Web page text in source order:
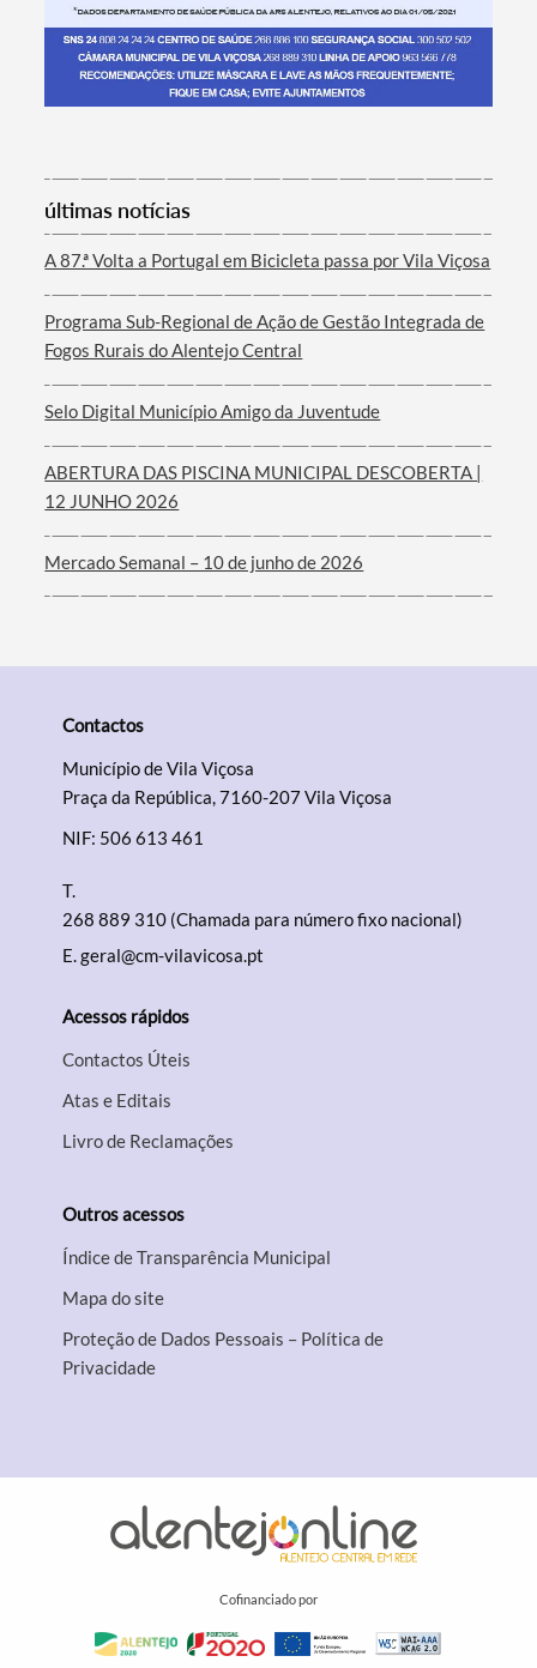
Categorias gerais
Filtros
últimas notícias
A 87.ª Volta a Portugal em Bicicleta passa por Vila Viçosa
Programa Sub-Regional de Ação de Gestão Integrada de
Fogos Rurais do Alentejo Central
Selo Digital Município Amigo da Juventude
ABERTURA DAS PISCINA MUNICIPAL DESCOBERTA |
12 JUNHO 2026
Mercado Semanal – 10 de junho de 2026
Contactos
Município de Vila Viçosa
Praça da República, 7160-207 Vila Viçosa
NIF: 506 613 461
T.
268 889 310 (Chamada para número fixo nacional)
E.geral@cm-vilavicosa.pt
Acessos rápidos
Contactos Úteis
Atas e Editais
Livro de Reclamações
Outros acessos
Índice de Transparência Municipal
Mapa do site
Proteção de Dados Pessoais – Política de
Privacidade
Cofinanciado por